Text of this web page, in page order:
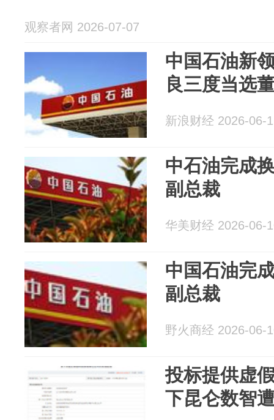
观察者网 2026-07-07
中国石油新
良三度当选
新浪财经 2026-06-
中石油完成
副总裁
华美财经 2026-06-
中国石油完
副总裁
野火商经 2026-06-
投标提供虚
下昆仑数智